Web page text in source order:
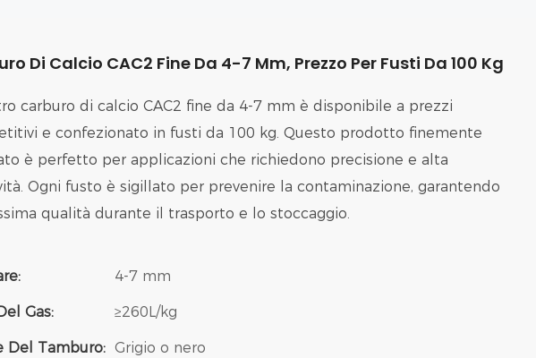
Di Calcio CAC2 Fine Da 4-7 Mm, Prezzo Per Fusti Da 100 Kg
carburo di calcio CAC2 fine da 4-7 mm è disponibile a prezzi
e confezionato in fusti da 100 kg. Questo prodotto finemente
è perfetto per applicazioni che richiedono precisione e alta
Ogni fusto è sigillato per prevenire la contaminazione, garantendo
qualità durante il trasporto e lo stoccaggio.
4-7 mm
Gas: ≥260L/kg
Del Tamburo: Grigio o nero